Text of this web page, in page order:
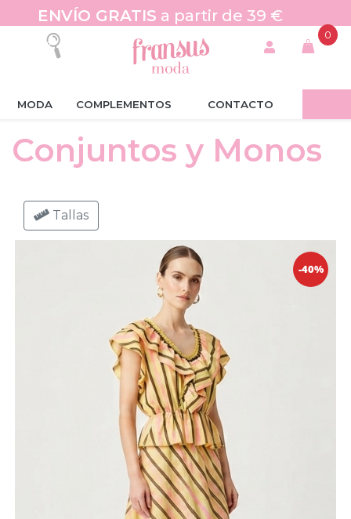
ENVÍO GRATIS a partir de 39 €
0
MODA COMPLEMENTOS CONTACTO
Conjuntos y Monos
Tallas
-40%